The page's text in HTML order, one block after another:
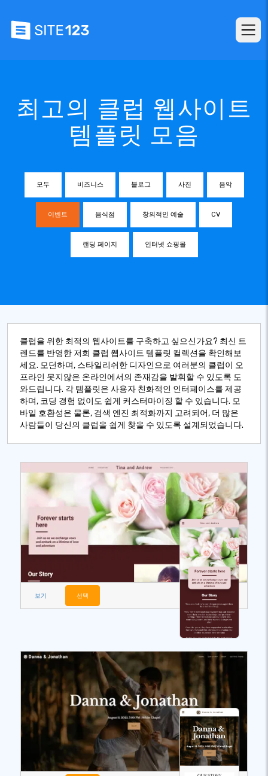
최고의 클럽 웹사이트
템플릿 모음
모두 비즈니스 블로그 사진 음악
이벤트 음식점 창의적인 예술 CV
랜딩 페이지 인터넷 쇼핑몰
클럽을 위한 최적의 웹사이트를 구축하고 싶으신가요? 최신 트
렌드를 반영한 저희 클럽 웹사이트 템플릿 컬렉션을 확인해보
세요. 모던하며, 스타일리쉬한 디자인으로 여러분의 클럽이 오
프라인 못지않은 온라인에서의 존재감을 발휘할 수 있도록 도
와드립니다. 각 템플릿은 사용자 친화적인 인터페이스를 제공
하며, 코딩 경험 없이도 쉽게 커스터마이징 할 수 있습니다. 모
바일 호환성은 물론, 검색 엔진 최적화까지 고려되어, 더 많은
사람들이 당신의 클럽을 쉽게 찾을 수 있도록 설계되었습니다.
보기 선택